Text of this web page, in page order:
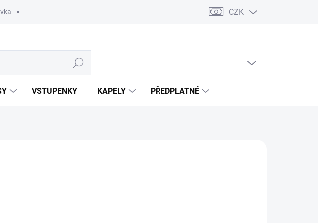
CZK
Hledat
VSTUPENKY KAPELY PŘEDPLATNÉ